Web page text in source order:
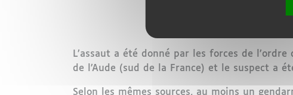
L’assaut a été donné par les forces de
de l’Aude (sud de la France) et le suspect a
Selon les mêmes sources, au moins un